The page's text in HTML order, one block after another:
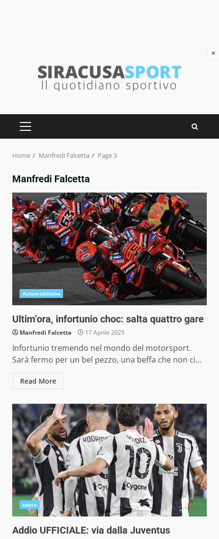
PRIMARY
Home Manfredi Falcetta Page 3
Manfredi Falcetta
Automobilismo
Ultim’ora, infortunio choc: salta quattro gare
Manfredi Falcetta 17 Aprile 2025
Infortunio tremendo nel mondo del motorsport.
Sarà fermo per un bel pezzo, una beffa che non ci...
Read More
calcio
Addio UFFICIALE: via dalla Juventus
×